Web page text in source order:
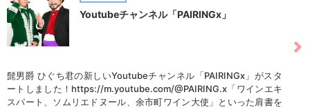
Youtubeチャンネル「PAIRINGx」
髭男爵 ひぐち君の新しいYoutubeチャンネル「PAIRINGx」がスタ
ートしました！https://m.youtube.com/@PAIRING.x「ワインエキ
スパート、ソムリエドヌール、余市町ワイン大使」といった肩書を